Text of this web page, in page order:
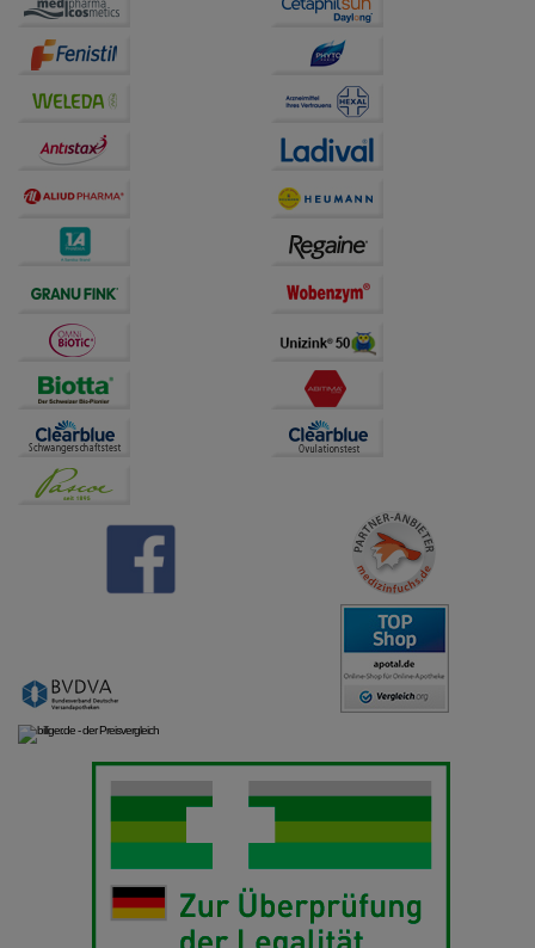
auf unserer Website aber auch die Werbung auf
Drittseiten möglichst relevant für Sie zu gestalten.
Bitte beachten Sie, dass Daten hierfür teilweise an
übertragen werden.